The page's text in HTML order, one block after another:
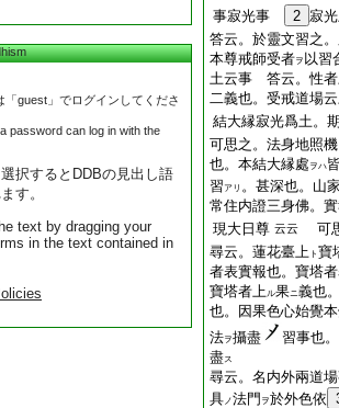
「guest」でログインしてくださ
password can log in with the
択するとDDBの見出し語
す。
text by dragging your
in the text contained in
事寂光事 2 寂
答云。於靈文習之
本尊戒師受者ヲ 以習
土云事 答云。性者
二義也。受戒道場
結大縁寂光爲土。
可思之。法身地照機
也。本結大縁處 ヲハ
習 アリ 。甚深也。山
常住内證三身佛。
現大日尊 云云
可
尋云。蓮花臺上 ト 寶
者表實報也。寶塔
寶塔者上ル果ニ義也
也。因果色心始覺
法ヲ攝盡
習事也
盡ス
尋云。名内外兩道
具ノ法門 ヲ於外色依